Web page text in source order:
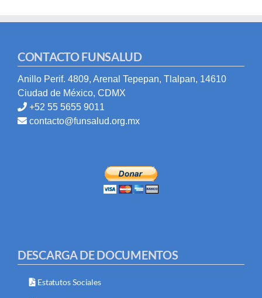
CONTACTO FUNSALUD
Anillo Perif. 4809, Arenal Tepepan, Tlalpan, 14610
Ciudad de México, CDMX
+52 55 5655 9011
contacto@funsalud.org.mx
DESCARGA DE DOCUMENTOS
Estatutos Sociales